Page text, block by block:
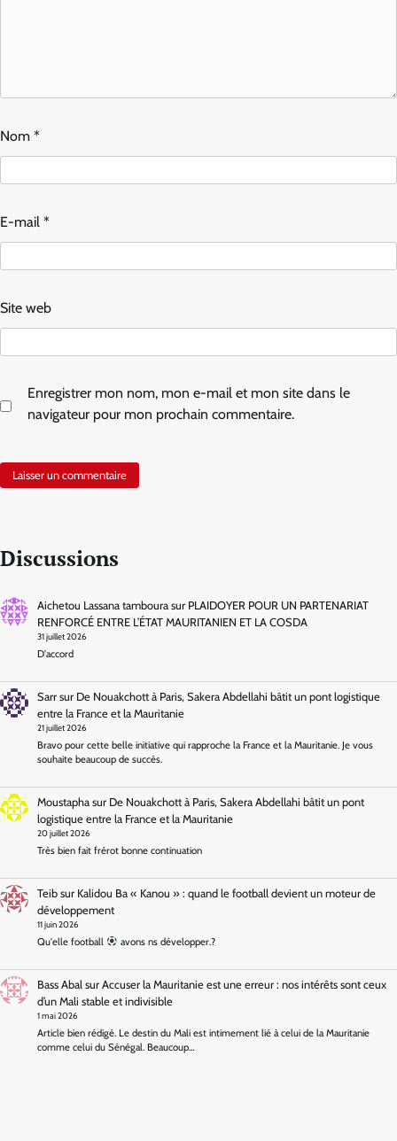
Nom *
E-mail *
Site web
Enregistrer mon nom, mon e-mail et mon site dans le
navigateur pour mon prochain commentaire.
Discussions
Aichetou Lassana tambourasur PLAIDOYER POUR UN PARTENARIAT
RENFORCÉ ENTRE L’ÉTAT MAURITANIEN ET LA COSDA
31 juillet 2026
D'accord
Sarrsur De Nouakchott à Paris, Sakera Abdellahi bâtit un pont logistique
entre la France et la Mauritanie
21 juillet 2026
Bravo pour cette belle initiative qui rapproche la France et la Mauritanie. Je vous
souhaite beaucoup de succès.
Moustaphasur De Nouakchott à Paris, Sakera Abdellahi bâtit un pont
logistique entre la France et la Mauritanie
20 juillet 2026
Très bien fait frérot bonne continuation
Teibsur Kalidou Ba « Kanou » : quand le football devient un moteur de
développement
11 juin 2026
Qu'elle football avons ns développer.?
Bass Abal sur Accuser la Mauritanie est une erreur : nos intérêts sont ceux
d’un Mali stable et indivisible
1 mai 2026
Article bien rédigé. Le destin du Mali est intimement lié à celui de la Mauritanie
comme celui du Sénégal. Beaucoup…